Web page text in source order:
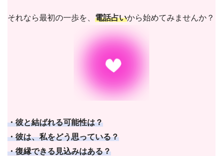
それなら最初の一歩を、 電話占いから始めてみませんか？
・彼と結ばれる可能性は？
・彼は、私をどう思っている？
・復縁できる見込みはある？